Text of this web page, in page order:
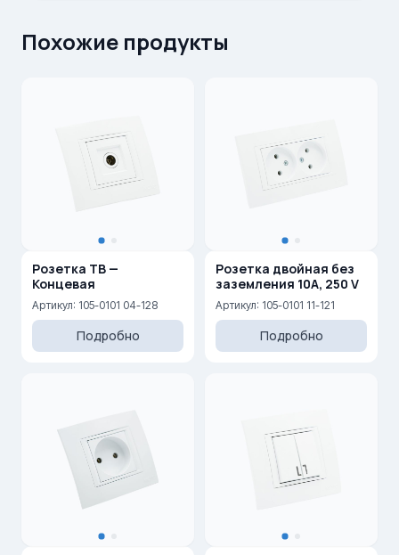
Похожие продукты
Розетка ТВ —
Концевая
Артикул: 105-0101 04-128
Подробно
Розетка двойная без
заземления 10A, 250 V
Артикул: 105-0101 11-121
Подробно